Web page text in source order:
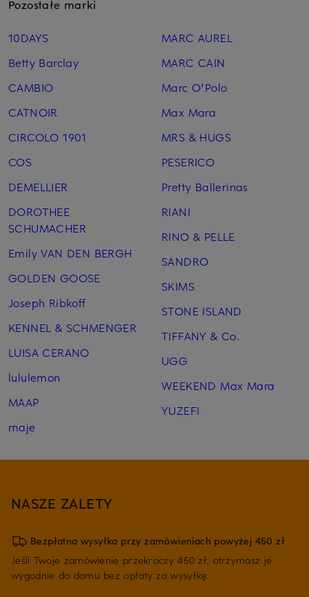
Pozostałe marki
10DAYS
Betty Barclay
CAMBIO
CATNOIR
CIRCOLO 1901
COS
DEMELLIER
DOROTHEE
SCHUMACHER
Emily VAN DEN BERGH
GOLDEN GOOSE
Joseph Ribkoff
KENNEL & SCHMENGER
LUISA CERANO
lululemon
MAAP
maje
MARC AUREL
MARC CAIN
Marc O'Polo
Max Mara
MRS & HUGS
PESERICO
Pretty Ballerinas
RIANI
RINO & PELLE
SANDRO
SKIMS
STONE ISLAND
TIFFANY & Co.
UGG
WEEKEND Max Mara
YUZEFI
NASZE ZALETY
Bezpłatna wysyłka przy zamówieniach powyżej 450 zł
Jeśli Twoje zamówienie przekroczy 450 zł, otrzymasz je
wygodnie do domu bez opłaty za wysyłkę.